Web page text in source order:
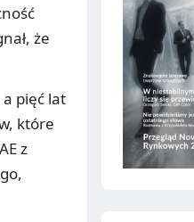
że
a pięć lat
które
z